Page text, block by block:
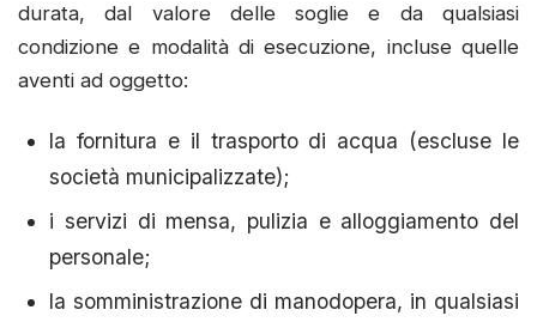
durata, dal valore delle soglie e da qualsiasi
condizione e modalità di esecuzione, incluse quelle
aventi ad oggetto:
la fornitura e il trasporto di acqua (escluse le
società municipalizzate);
i servizi di mensa, pulizia e alloggiamento del
personale;
la somministrazione di manodopera, in qualsiasi